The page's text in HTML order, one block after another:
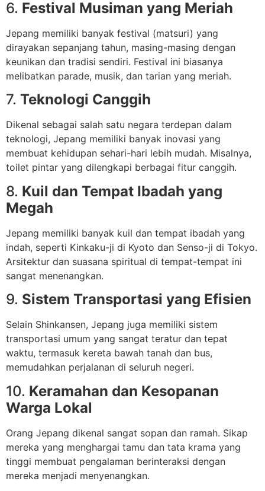
6. Festival Musiman yang Meriah
Jepang memiliki banyak festival (matsuri) yang
dirayakan sepanjang tahun, masing-masing dengan
keunikan dan tradisi sendiri. Festival ini biasanya
melibatkan parade, musik, dan tarian yang meriah.
7. Teknologi Canggih
Dikenal sebagai salah satu negara terdepan dalam
teknologi, Jepang memiliki banyak inovasi yang
membuat kehidupan sehari-hari lebih mudah. Misalnya,
toilet pintar yang dilengkapi berbagai fitur canggih.
8. Kuil dan Tempat Ibadah yang
Megah
Jepang memiliki banyak kuil dan tempat ibadah yang
indah, seperti Kinkaku-ji di Kyoto dan Senso-ji di Tokyo.
Arsitektur dan suasana spiritual di tempat-tempat ini
sangat menenangkan.
9. Sistem Transportasi yang Efisien
Selain Shinkansen, Jepang juga memiliki sistem
transportasi umum yang sangat teratur dan tepat
waktu, termasuk kereta bawah tanah dan bus,
memudahkan perjalanan di seluruh negeri.
10. Keramahan dan Kesopanan
Warga Lokal
Orang Jepang dikenal sangat sopan dan ramah. Sikap
mereka yang menghargai tamu dan tata krama yang
tinggi membuat pengalaman berinteraksi dengan
mereka menjadi menyenangkan.